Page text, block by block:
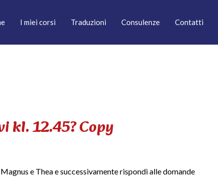
I miei corsi Traduzioni Consulenze Contatti
kl. 12.45? Copy
e Thea e successivamente rispondi alle domande